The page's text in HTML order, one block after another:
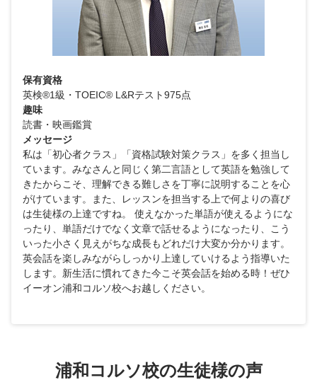
保有資格
英検®1級・TOEIC® L&Rテスト975点
趣味
読書・映画鑑賞
メッセージ
私は「初心者クラス」「資格試験対策クラス」を多く担当し
ています。みなさんと同じく第二言語として英語を勉強して
きたからこそ、理解できる難しさを丁寧に説明することを心
がけています。また、レッスンを担当する上で何よりの喜び
は生徒様の上達ですね。 使えなかった単語が使えるようにな
ったり、単語だけでなく文章で話せるようになったり、こう
いった小さく見えがちな成長もどれだけ大変か分かります。
英会話を楽しみながらしっかり上達していけるよう指導いた
します。新生活に慣れてきた今こそ英会話を始める時！ぜひ
イーオン浦和コルソ校へお越しください。
浦和コルソ校の生徒様の声